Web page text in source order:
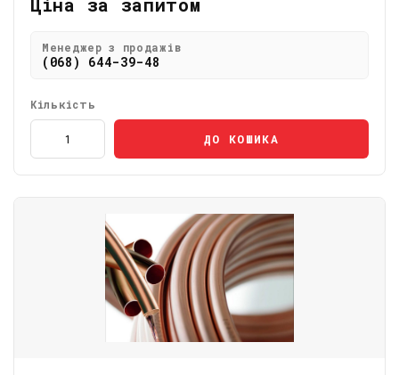
Менеджер з продажів
(068) 644-39-48
Кількість
ДО КОШИКА